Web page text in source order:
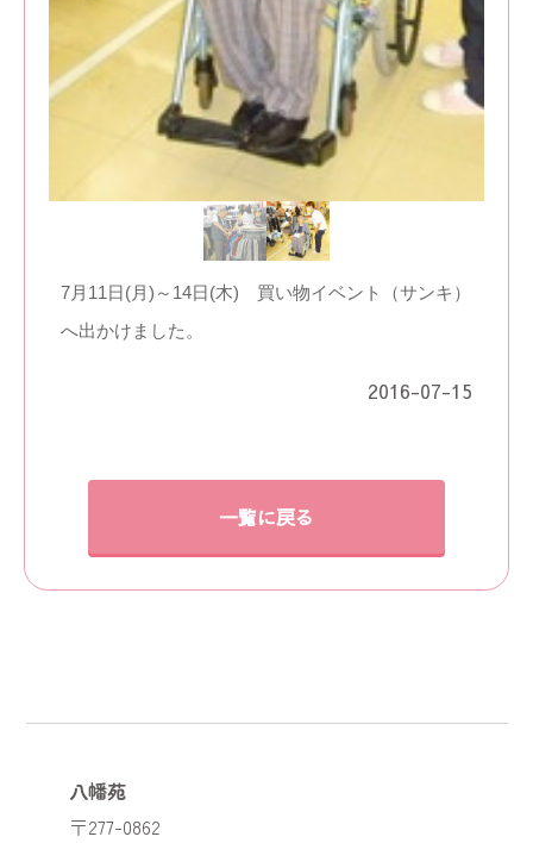
7月11日(月)～14日(木) 買い物イベント（サンキ）
へ出かけました。
2016-07-15
一覧に戻る
八幡苑
〒277-0862